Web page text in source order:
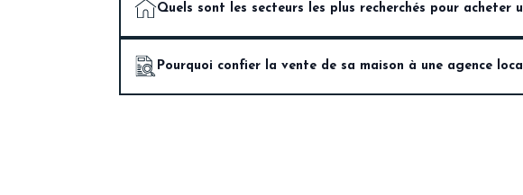
plus fiable.
Quels sont les secteurs les plus recherchés pour acheter
Le bourg, Zelai, Elizaberri, ainsi que les quartiers-villages
Pourquoi confier la vente de sa maison à une agence